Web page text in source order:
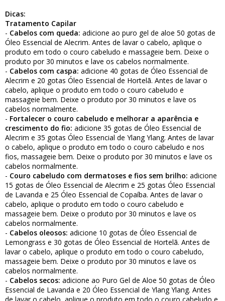
Dicas:
Tratamento Capilar
- Cabelos com queda: adicione ao puro gel de aloe 50 gotas de
Óleo Essencial de Alecrim. Antes de lavar o cabelo, aplique o
produto em todo o couro cabeludo e massageie bem. Deixe o
produto por 30 minutos e lave os cabelos normalmente.
- Cabelos com caspa: adicione 40 gotas de Óleo Essencial de
Alecrim e 20 gotas Óleo Essencial de Hortelã. Antes de lavar o
cabelo, aplique o produto em todo o couro cabeludo e
massageie bem. Deixe o produto por 30 minutos e lave os
cabelos normalmente.
- Fortalecer o couro cabeludo e melhorar a aparência e
crescimento do fio: adicione 35 gotas de Óleo Essencial de
Alecrim e 35 gotas Óleo Essencial de Ylang Ylang. Antes de lavar
o cabelo, aplique o produto em todo o couro cabeludo e nos
fios, massageie bem. Deixe o produto por 30 minutos e lave os
cabelos normalmente.
- Couro cabeludo com dermatoses e fios sem brilho: adicione
15 gotas de Óleo Essencial de Alecrim e 25 gotas Óleo Essencial
de Lavanda e 25 Óleo Essencial de Copaíba. Antes de lavar o
cabelo, aplique o produto em todo o couro cabeludo e
massageie bem. Deixe o produto por 30 minutos e lave os
cabelos normalmente.
- Cabelos oleosos: adicione 10 gotas de Óleo Essencial de
Lemongrass e 30 gotas de Óleo Essencial de Hortelã. Antes de
lavar o cabelo, aplique o produto em todo o couro cabeludo,
massageie bem. Deixe o produto por 30 minutos e lave os
cabelos normalmente.
- Cabelos secos: adicione ao Puro Gel de Aloe 50 gotas de Óleo
Essencial de Lavanda e 20 Óleo Essencial de Ylang Ylang. Antes